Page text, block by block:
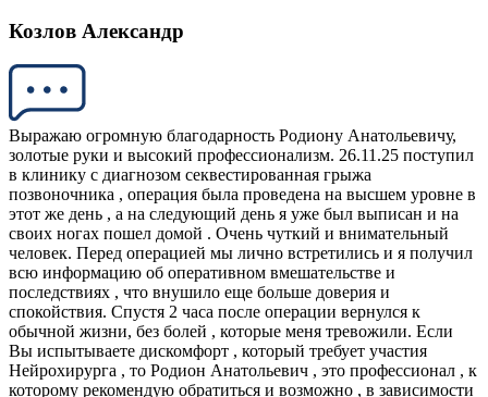
Козлов Александр
Выражаю огромную благодарность Родиону Анатольевичу,
золотые руки и высокий профессионализм. 26.11.25 поступил
в клинику с диагнозом секвестированная грыжа
позвоночника , операция была проведена на высшем уровне в
этот же день , а на следующий день я уже был выписан и на
своих ногах пошел домой . Очень чуткий и внимательный
человек. Перед операцией мы лично встретились и я получил
всю информацию об оперативном вмешательстве и
последствиях , что внушило еще больше доверия и
спокойствия. Спустя 2 часа после операции вернулся к
обычной жизни, без болей , которые меня тревожили. Если
Вы испытываете дискомфорт , который требует участия
Нейрохирурга , то Родион Анатольевич , это профессионал , к
которому рекомендую обратиться и возможно , в зависимости